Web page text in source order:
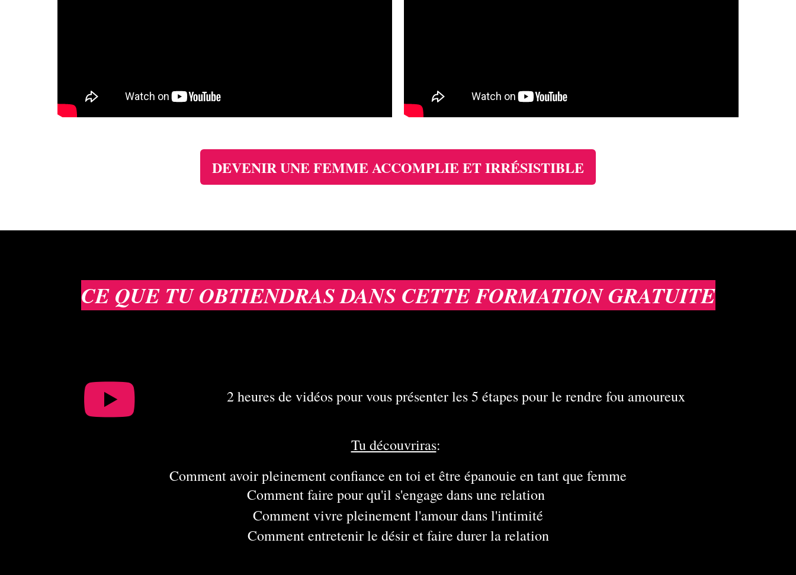
DEVENIR UNE FEMME ACCOMPLIE ET IRRÉSISTIBLE
CE QUE TU OBTIENDRAS DANS CETTE FORMATION GRATUITE
2 heures de vidéos pour vous présenter les 5 étapes pour le rendre fou amoureux
Tu découvriras:
Comment avoir pleinement confiance en toi et être épanouie en tant que femme
Comment faire pour qu'il s'engage dans une relation
Comment vivre pleinement l'amour dans l'intimité
Comment entretenir le désir et faire durer la relation